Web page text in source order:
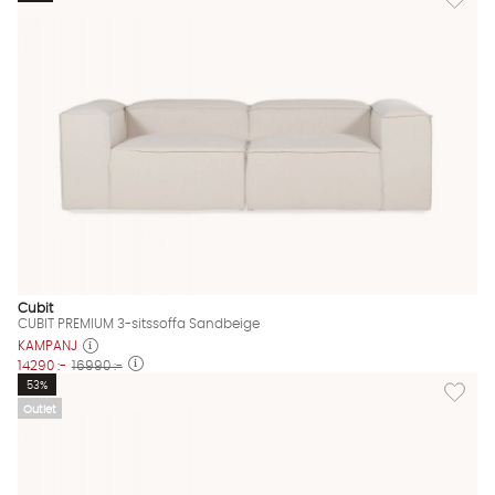
Cubit
CUBIT PREMIUM 3-sitssoffa Sandbeige
KAMPANJ
14290 :- 16990 :-
Outlet
Lägg
53%